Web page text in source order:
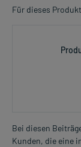
Für dieses
Bei diesen
Kunden, die eine